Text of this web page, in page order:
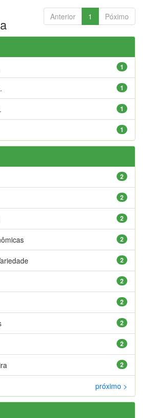
Anterior 1 Póximo
1
1
1
1
2
2
2
2
2
2
2
2
2
2
próximo >